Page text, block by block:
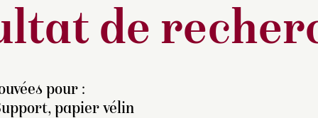
de
pour :
papier vélin